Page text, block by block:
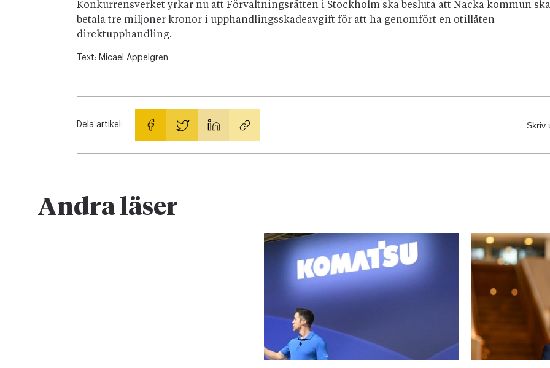
Konkurrensverket yrkar nu att Förvaltningsrätten i Stockholm ska besluta att Nacka kommun ska
betala tre miljoner kronor i upphandlingsskadeavgift för att ha genomfört en otillåten
direktupphandling.
Text: Micael Appelgren
Dela artikel: Skriv
Andra läser